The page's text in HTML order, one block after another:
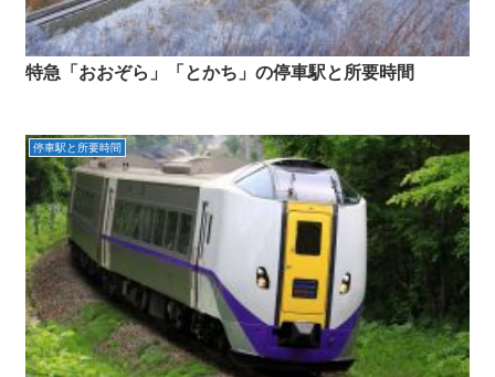
特急「おおぞら」「とかち」の停車駅と所要時間
停車駅と所要時間